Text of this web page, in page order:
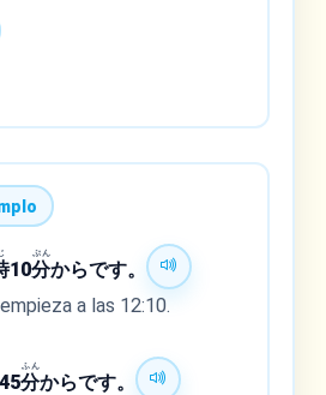
10分
ぷん
からです。
a las 12:10.
45分
ふん
からです。